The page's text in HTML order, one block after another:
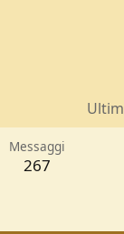
Messaggi
267